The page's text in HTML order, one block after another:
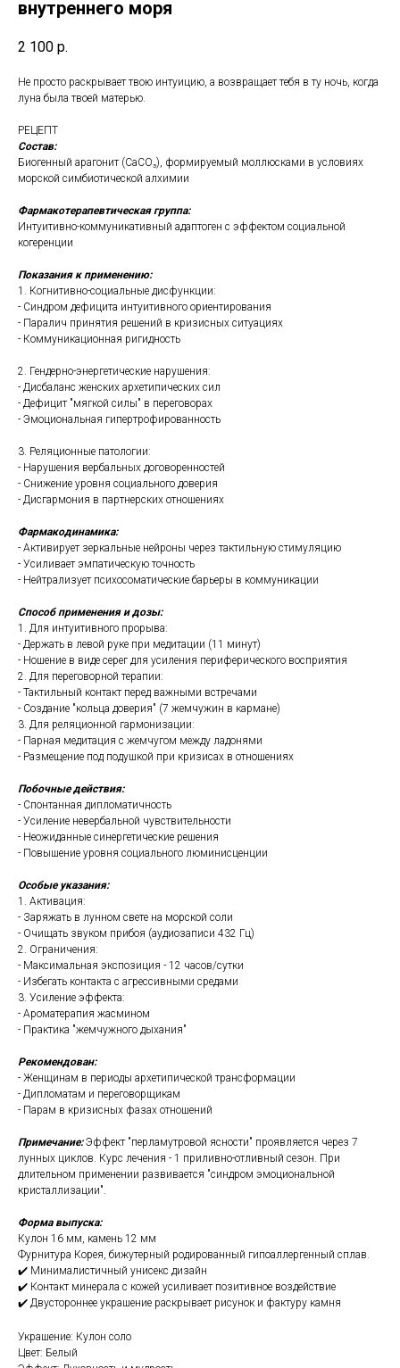
внутреннего моря
2 100 р.
Не просто раскрывает твою интуицию, а возвращает тебя в ту ночь, когда
луна была твоей матерью.
РЕЦЕПТ
Состав:
Биогенный арагонит (CaCO₃), формируемый моллюсками в условиях
морской симбиотической алхимии
Фармакотерапевтическая группа:
Интуитивно-коммуникативный адаптоген с эффектом социальной
когеренции
Показания к применению:
1. Когнитивно-социальные дисфункции:
- Синдром дефицита интуитивного ориентирования
- Паралич принятия решений в кризисных ситуациях
- Коммуникационная ригидность
2. Гендерно-энергетические нарушения:
- Дисбаланс женских архетипических сил
- Дефицит "мягкой силы" в переговорах
- Эмоциональная гипертрофированность
3. Реляционные патологии:
- Нарушения вербальных договоренностей
- Снижение уровня социального доверия
- Дисгармония в партнерских отношениях
Фармакодинамика:
- Активирует зеркальные нейроны через тактильную стимуляцию
- Усиливает эмпатическую точность
- Нейтрализует психосоматические барьеры в коммуникации
Способ применения и дозы:
1. Для интуитивного прорыва:
- Держать в левой руке при медитации (11 минут)
- Ношение в виде серег для усиления периферического восприятия
2. Для переговорной терапии:
- Тактильный контакт перед важными встречами
- Создание "кольца доверия" (7 жемчужин в кармане)
3. Для реляционной гармонизации:
- Парная медитация с жемчугом между ладонями
- Размещение под подушкой при кризисах в отношениях
Побочные действия:
- Спонтанная дипломатичность
- Усиление невербальной чувствительности
- Неожиданные синергетические решения
- Повышение уровня социального люминисценции
Особые указания:
1. Активация:
- Заряжать в лунном свете на морской соли
- Очищать звуком прибоя (аудиозаписи 432 Гц)
2. Ограничения:
- Максимальная экспозиция - 12 часов/сутки
- Избегать контакта с агрессивными средами
3. Усиление эффекта:
- Ароматерапия жасмином
- Практика "жемчужного дыхания"
Рекомендован:
- Женщинам в периоды архетипической трансформации
- Дипломатам и переговорщикам
- Парам в кризисных фазах отношений
Примечание:Эффект "перламутровой ясности" проявляется через 7
лунных циклов. Курс лечения - 1 приливно-отливный сезон. При
длительном применении развивается "синдром эмоциональной
кристаллизации".
Форма выпуска:
Кулон 16 мм, камень 12 мм
Фурнитура Корея, бижутерный родированный гипоаллергенный сплав.
✔️ Минималистичный унисекс дизайн
✔️ Контакт минерала с кожей усиливает позитивное воздействие
✔️ Двустороннее украшение раскрывает рисунок и фактуру камня
Украшение: Кулон соло
Цвет: Белый